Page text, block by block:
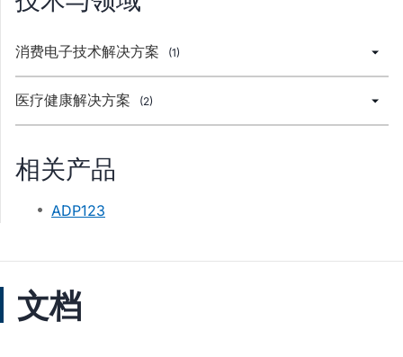
消费电子技术解决方案 (1)
医疗健康解决方案 (2)
相关产品
ADP123
文档